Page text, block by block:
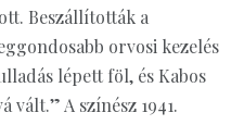
Beszállították a
orvosi kezelés
lépett föl, és Kabos
vált.” A színész 1941.